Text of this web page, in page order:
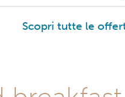
Scopri tutte le